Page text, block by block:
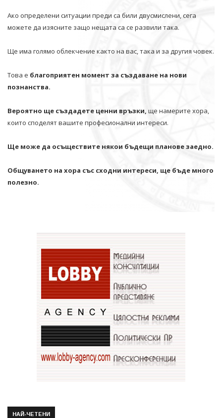
Ако определени ситуации преди са били двусмислени, сега
можете да изясните защо нещата са се развили така.
Ще има голямо облекчение както на вас, така и за другия човек.
Това е благоприятен момент за създаване на нови
познанства.
Вероятно ще създадете ценни връзки, ще намерите хора,
които споделят вашите професионални интереси.
Ще може да осъществите някои бъдещи планове заедно.
Общуването на хора със сходни интереси, ще бъде много
полезно.
НАЙ-ЧЕТЕНИ